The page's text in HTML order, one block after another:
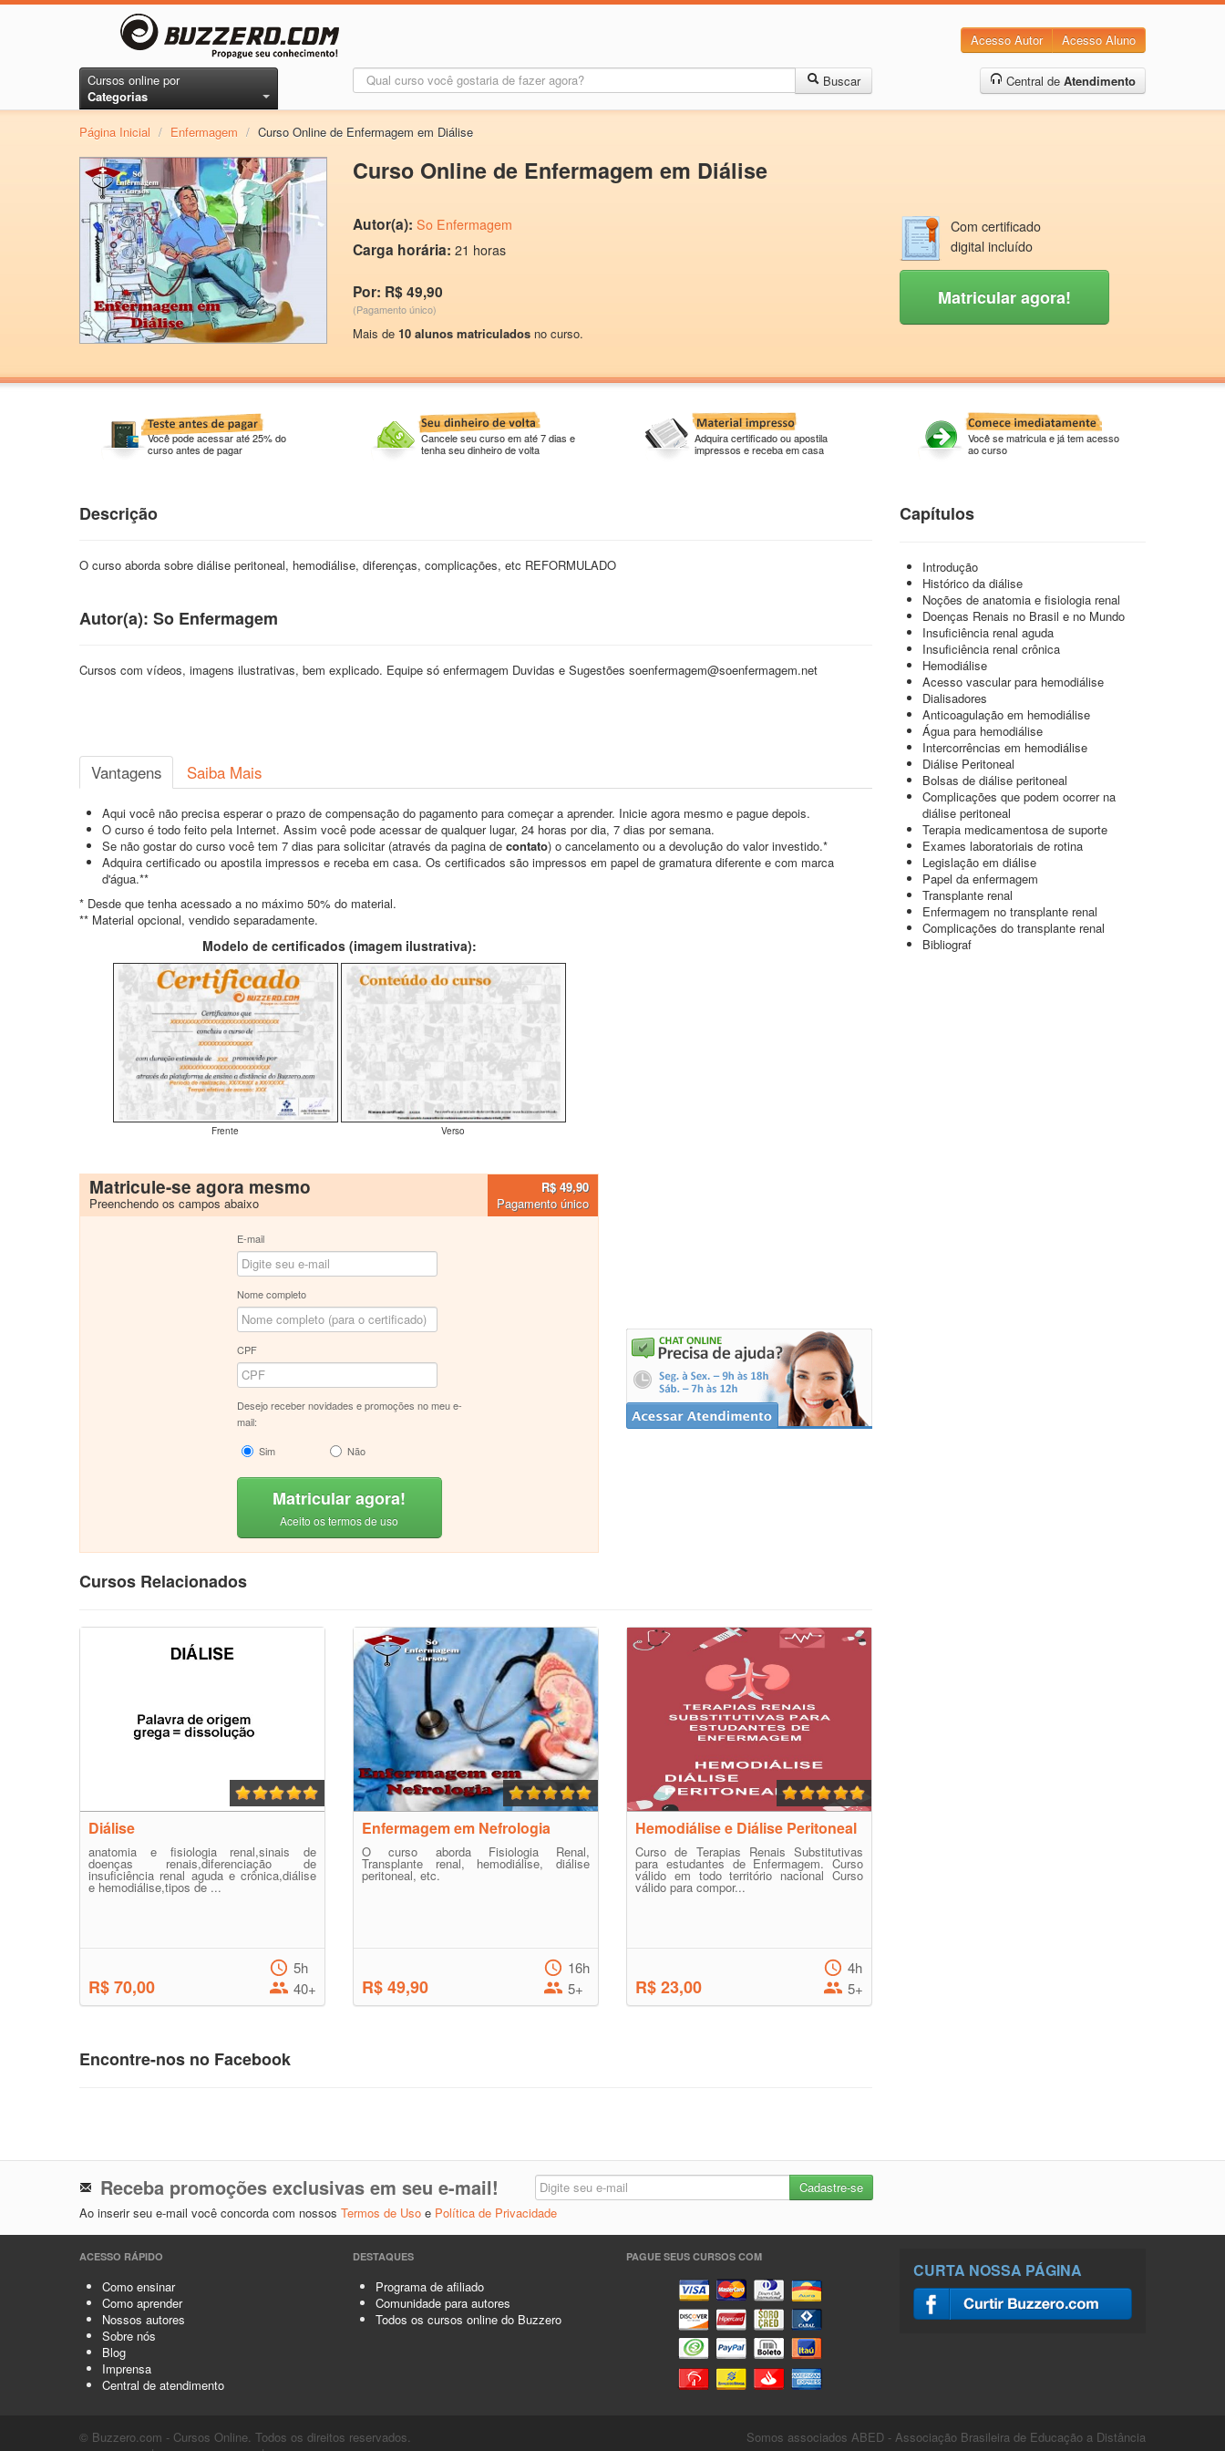
Acesso Autor Acesso Aluno
Cursos online por
Categorias
Buscar Central de Atendimento
Página Inicial / Enfermagem / Curso Online de Enfermagem em Diálise
Curso Online de Enfermagem em Diálise
Autor(a): So Enfermagem
Carga horária: 21 horas
Por: R$ 49,90
(Pagamento único)
Mais de 10 alunos matriculados no curso.
Com certificado
digital incluído
Matricular agora!
Você pode acessar até 25% do
curso antes de pagar
Cancele seu curso em até 7 dias e
tenha seu dinheiro de volta
Adquira certificado ou apostila
impressos e receba em casa
Você se matricula e já tem acesso
ao curso
Descrição
O curso aborda sobre diálise peritoneal, hemodiálise, diferenças, complicações, etc REFORMULADO
Autor(a): So Enfermagem
Cursos com vídeos, imagens ilustrativas, bem explicado. Equipe só enfermagem Duvidas e Sugestões soenfermagem@soenfermagem.net
Vantagens Saiba Mais
Aqui você não precisa esperar o prazo de compensação do pagamento para começar a aprender. Inicie agora mesmo e pague depois.
O curso é todo feito pela Internet. Assim você pode acessar de qualquer lugar, 24 horas por dia, 7 dias por semana.
Se não gostar do curso você tem 7 dias para solicitar (através da pagina de contato) o cancelamento ou a devolução do valor investido.*
Adquira certificado ou apostila impressos e receba em casa. Os certificados são impressos em papel de gramatura diferente e com marca
d'água.**
* Desde que tenha acessado a no máximo 50% do material.
** Material opcional, vendido separadamente.
Modelo de certificados (imagem ilustrativa):
Frente Verso
Matricule-se agora mesmo
Preenchendo os campos abaixo
R$ 49,90
Pagamento único
E-mail
Nome completo
CPF
Desejo receber novidades e promoções no meu e-
mail:
Sim
Não
Matricular agora!
Aceito os termos de uso
Cursos Relacionados
Diálise
anatomia e fisiologia renal,sinais de
doenças renais,diferenciação de
insuficiência renal aguda e crônica,diálise
e hemodiálise,tipos de ...
R$ 70,00
5h
40+
Enfermagem em Nefrologia
O curso aborda Fisiologia Renal,
Transplante renal, hemodiálise, diálise
peritoneal, etc.
R$ 49,90
16h
5+
Hemodiálise e Diálise Peritoneal
Curso de Terapias Renais Substitutivas
para estudantes de Enfermagem. Curso
válido em todo território nacional Curso
válido para compor...
R$ 23,00
4h
5+
Encontre-nos no Facebook
Capítulos
Introdução
Histórico da diálise
Noções de anatomia e fisiologia renal
Doenças Renais no Brasil e no Mundo
Insuficiência renal aguda
Insuficiência renal crônica
Hemodiálise
Acesso vascular para hemodiálise
Dialisadores
Anticoagulação em hemodiálise
Água para hemodiálise
Intercorrências em hemodiálise
Diálise Peritoneal
Bolsas de diálise peritoneal
Complicações que podem ocorrer na
diálise peritoneal
Terapia medicamentosa de suporte
Exames laboratoriais de rotina
Legislação em diálise
Papel da enfermagem
Transplante renal
Enfermagem no transplante renal
Complicações do transplante renal
Bibliograf
Receba promoções exclusivas em seu e-mail!
Ao inserir seu e-mail você concorda com nossos Termos de Uso e Política de Privacidade
ACESSO RÁPIDO
Como ensinar
Como aprender
Nossos autores
Sobre nós
Blog
Imprensa
Central de atendimento
DESTAQUES
Programa de afiliado
Comunidade para autores
Todos os cursos online do Buzzero
PAGUE SEUS CURSOS COM
CURTA NOSSA PÁGINA
© Buzzero.com - Cursos Online. Todos os direitos reservados. Somos associados ABED - Associação Brasileira de Educação a Distância